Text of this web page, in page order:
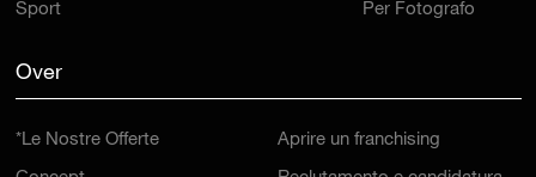
Sport Per Fotografo
Over
*Le Nostre Offerte Aprire un franchising